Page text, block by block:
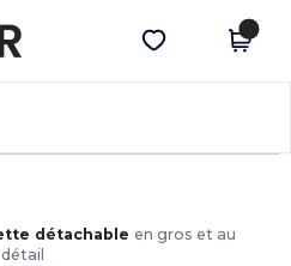
!
Obtenir l'appli
détachable en gros et au
détail